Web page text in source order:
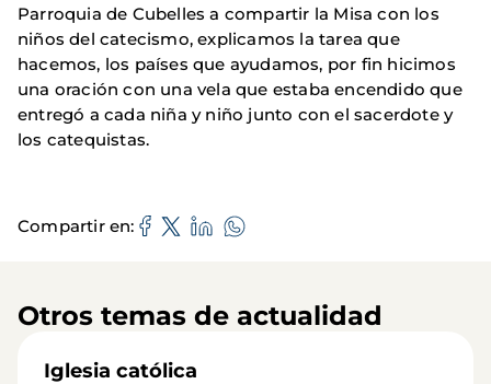
Parroquia de Cubelles a compartir la Misa con los
niños del catecismo, explicamos la tarea que
hacemos, los países que ayudamos, por fin hicimos
una oración con una vela que estaba encendido que
entregó a cada niña y niño junto con el sacerdote y
los catequistas.
Compartir en
Otros temas de actualidad
Iglesia católica